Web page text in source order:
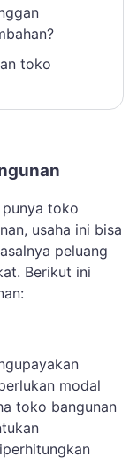
toko
toko
usaha ini bisa
peluang
Berikut ini
modal
toko bangunan